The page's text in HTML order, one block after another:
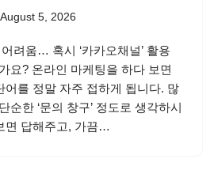
August 5, 2026
려움… 혹시 ‘카카오채널’ 활용
요? 온라인 마케팅을 하다 보면
어를 정말 자주 접하게 됩니다. 많
순한 ‘문의 창구’ 정도로 생각하시
면 답해주고, 가끔…